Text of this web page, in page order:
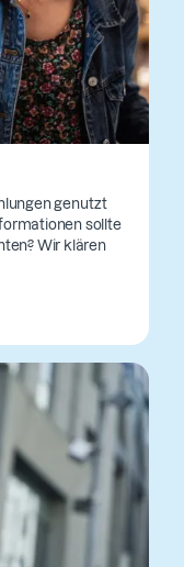
genutzt
sollte
Wir klären